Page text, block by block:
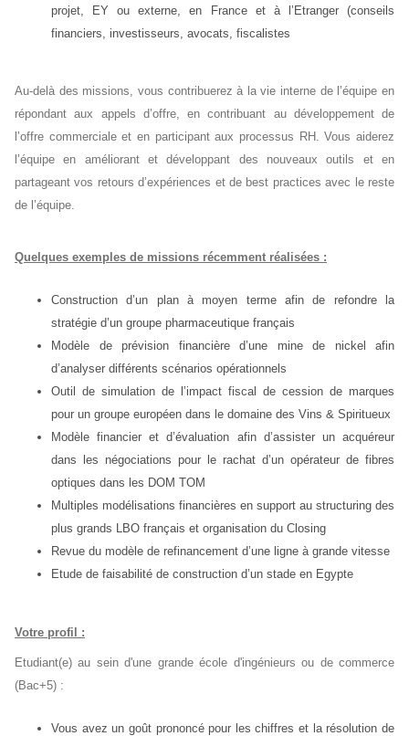
projet, EY ou externe, en France et à l’Etranger (conseils
financiers, investisseurs, avocats, fiscalistes
Au-delà des missions, vous contribuerez à la vie interne de l’équipe en
répondant aux appels d’offre, en contribuant au développement de
l’offre commerciale et en participant aux processus RH. Vous aiderez
l’équipe en améliorant et développant des nouveaux outils et en
partageant vos retours d’expériences et de best practices avec le reste
de l’équipe.
Quelques exemples de missions récemment réalisées :
Construction d’un plan à moyen terme afin de refondre la
stratégie d’un groupe pharmaceutique français
Modèle de prévision financière d’une mine de nickel afin
d’analyser différents scénarios opérationnels
Outil de simulation de l’impact fiscal de cession de marques
pour un groupe européen dans le domaine des Vins & Spiritueux
Modèle financier et d’évaluation afin d’assister un acquéreur
dans les négociations pour le rachat d’un opérateur de fibres
optiques dans les DOM TOM
Multiples modélisations financières en support au structuring des
plus grands LBO français et organisation du Closing
Revue du modèle de refinancement d’une ligne à grande vitesse
Etude de faisabilité de construction d’un stade en Egypte
Votre profil :
Etudiant(e) au sein d'une grande école d'ingénieurs ou de commerce
(Bac+5) :
Vous avez un goût prononcé pour les chiffres et la résolution de